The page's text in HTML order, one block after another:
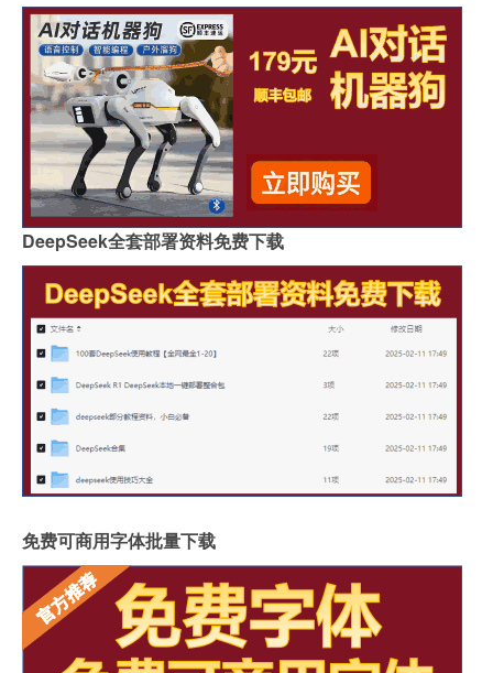
DeepSeek全套部署资料免费下载
免费可商用字体批量下载